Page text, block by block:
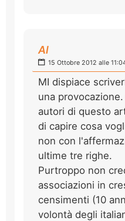
Al
15 Ottobre 2012 alle
MI dispiace
una
autori di questo
di capire cosa
non con
ultime tre righe.
Purtroppo non
associazioni in
censimenti (10
volontà degli